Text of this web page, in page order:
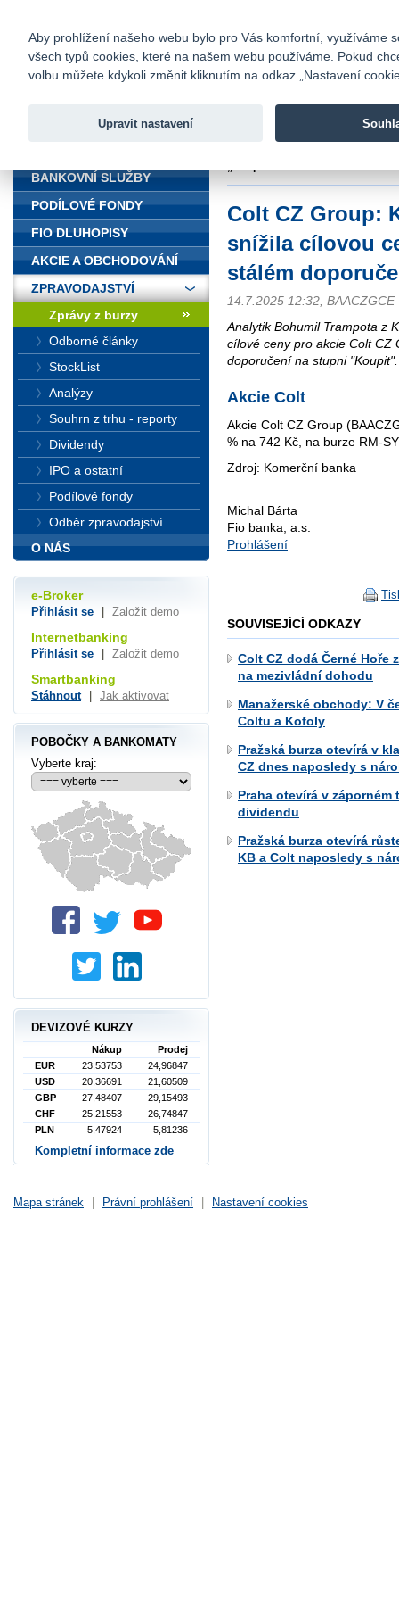
Fio banka
Fio banka
Colt CZ Group:
snížila cílovou
stálém
14.7.2025 12:32, BAACZGCE
Analytik Bohumil Trampota z
cílové ceny pro akcie Colt CZ
doporučení na stupni "Koupit".
Akcie Colt
Akcie Colt CZ Group
% na 742 Kč, na burze RM-
Zdroj: Komerční banka
Michal Bárta
Fio banka, a.s.
Prohlášení
SOUVISEJÍCÍ ODKAZY
Colt CZ dodá Černé Hoře
na mezivládní dohodu
Manažerské obchody: V
Coltu a Kofoly
Pražská burza otevírá v
CZ dnes naposledy s
Praha otevírá v
dividendu
Pražská burza otevírá
KB a Colt naposledy s
BANKOVNÍ SLUŽBY
PODÍLOVÉ FONDY
FIO DLUHOPISY
AKCIE A OBCHODOVÁNÍ
ZPRAVODAJSTVÍ
Zprávy z burzy
Odborné články
StockList
Analýzy
Souhrn z trhu - reporty
Dividendy
IPO a ostatní
Podílové fondy
Odběr zpravodajství
O NÁS
e-Broker
Přihlásit se Založit demo
Internetbanking
Přihlásit se Založit demo
Smartbanking
Stáhnout Jak aktivovat
POBOČKY A BANKOMATY
Vyberte kraj:
DEVIZOVÉ KURZY
Nákup
Prodej
EUR
23,53753
24,96847
USD
20,36691
21,60509
GBP
27,48407
29,15493
CHF
25,21553
26,74847
PLN
5,47924 5,81236
Kompletní informace zde
Mapa stránek Právní prohlášení Nastavení cookies
Aby prohlížení našeho webu bylo pro Vás komfortní, využíváme
všech typů cookies, které na našem webu používáme. Pokud
volbu můžete kdykoli změnit kliknutím na odkaz „Nastavení
Upravit nastavení